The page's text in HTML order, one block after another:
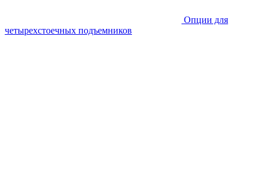
Опции для
четырехстоечных подъемников